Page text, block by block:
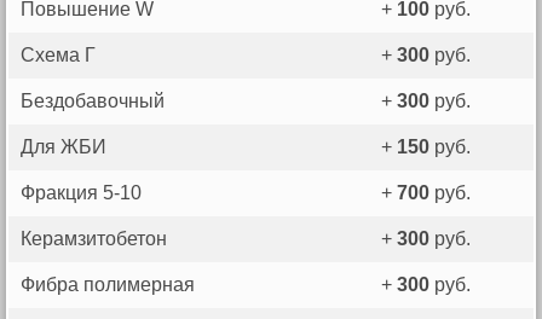
Повышение W + 100 руб.
Схема Г + 300 руб.
Бездобавочный + 300 руб.
Для ЖБИ + 150 руб.
Фракция 5-10 + 700 руб.
Керамзитобетон + 300 руб.
Фибра полимерная + 300 руб.